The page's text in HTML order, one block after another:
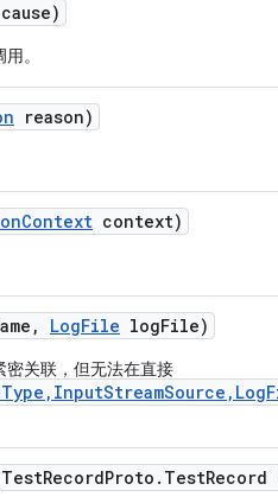
。
reason)
Context context)
, LogFile logFile)
关联，但无法在直接
RecordProto . Test